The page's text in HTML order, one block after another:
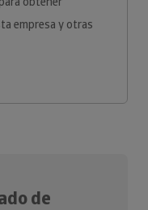
empresa y otras
de